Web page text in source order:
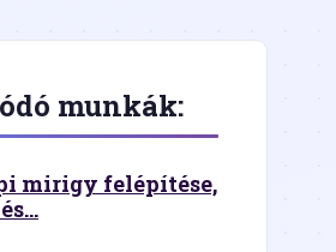
munkák:
mirigy felépítése,